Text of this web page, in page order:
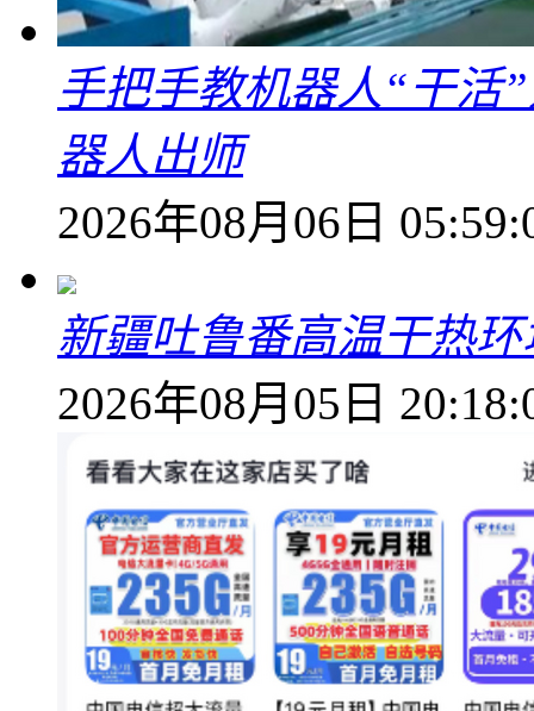
手把手教机器人“干活
器人出师
2026年08月06日
新疆吐鲁番高温干热
2026年08月05日